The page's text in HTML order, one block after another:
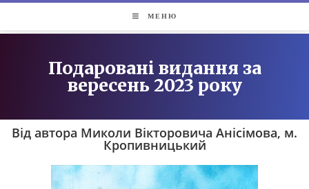
МЕНЮ
Подаровані видання за
вересень 2023 року
Від автора Миколи Вікторовича Анісімова, м.
Кропивницький